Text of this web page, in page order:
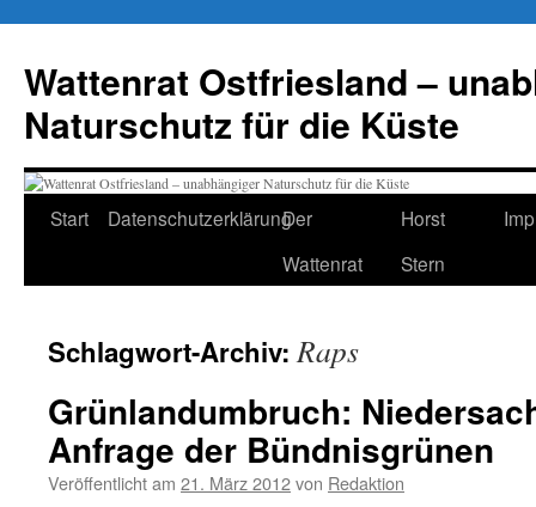
springen
Wattenrat Ostfriesland –
Naturschutz für die Küste
Start DatenschutzerklärungDer
Wattenrat
Horst
Stern
Schlagwort-Archiv:Raps
Grünlandumbruch:
Anfrage der Bündnisgrünen
Veröffentlicht am 21. März 2012von Redaktion